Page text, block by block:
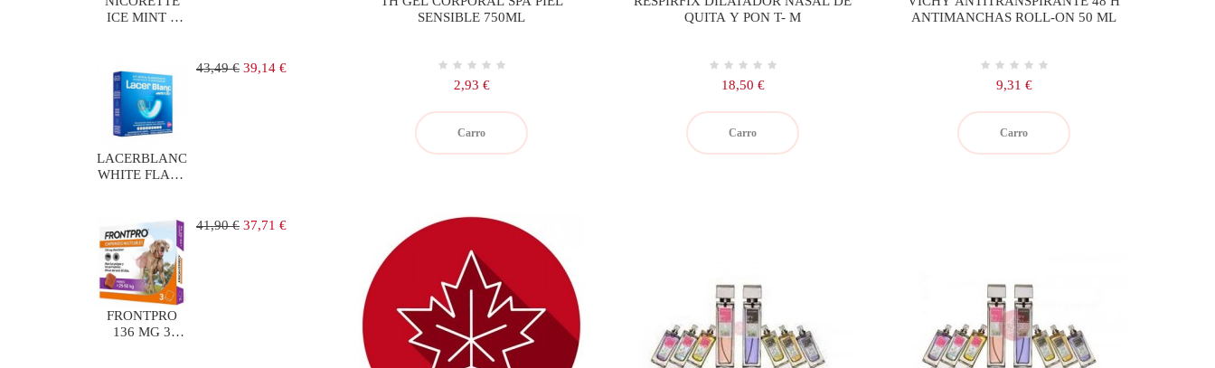
ICE MINT 2
MEDICAMENTOS
LACERBLANC
WHITE FLASH
Precio
43,49 € Precio
39,14 €
FRONTPRO
136 MG 3
Precio
41,90 € Precio
37,71 €
SENSIBLE 750ML
Precio
2,93 €
Carro
QUITA Y PON T- M
Precio
18,50 €
Carro
ANTIMANCHAS ROLL-ON 50 ML
Precio
9,31 €
Carro